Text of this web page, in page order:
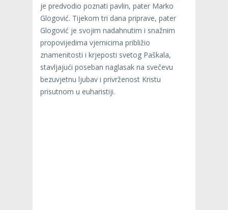
je predvodio poznati pavlin, pater Marko
Glogović. Tijekom tri dana priprave, pater
Glogović je svojim nadahnutim i snažnim
propovijedima vjernicima približio
znamenitosti i krjeposti svetog Paškala,
stavljajući poseban naglasak na svečevu
bezuvjetnu ljubav i privrženost Kristu
prisutnom u euharistiji.